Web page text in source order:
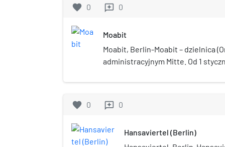
favorite 0 reviews 0
Moabit
Moabit, Berlin-Moabit – dzielnica
administracyjnym Mitte. Od 1
ale po zjednoczeniu Berlina teren
swoją siedzibę ma tu Ministerstwo
opisu krainy Moab, gdzie obozowali
favorite 0 reviews 0
Hansaviertel (Berlin)